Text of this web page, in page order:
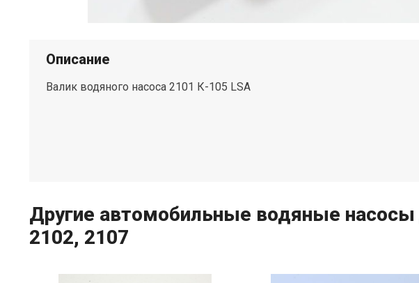
Описание
Валик водяного насоса 2101 К-105 LSA
Другие автомобильные водяные
2102, 2107